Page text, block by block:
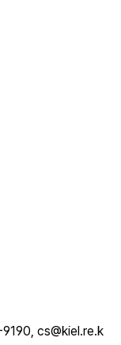
9190, cs@kiel.re.k